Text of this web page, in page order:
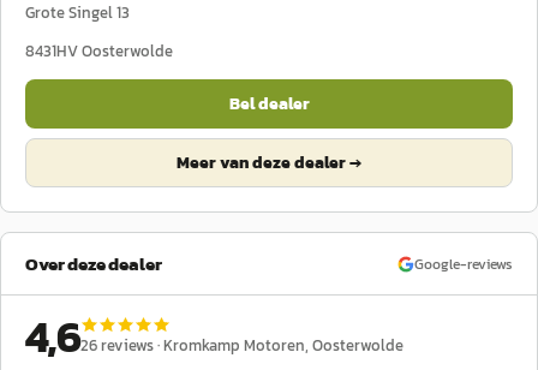
Grote Singel 13
8431HVOosterwolde
Bel dealer
Meer van deze dealer →
Over deze dealer Google-reviews
4,626reviews ·Kromkamp Motoren, Oosterwolde